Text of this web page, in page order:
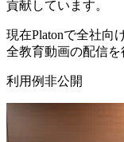
貢献しています。
現在Platonで全社向
全教育動画の配信を
利用例非公開